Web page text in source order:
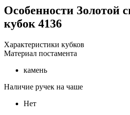
Особенности Золотой
кубок 4136
Характеристики кубков
Материал постамента
камень
Наличие ручек на чаше
Нет